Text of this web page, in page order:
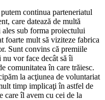
continua parteneriatul
care datează de multă
ales sub forma proiectului
foarte mult să viziteze fabrica
Sunt convins că premiile
vor face decât să îi
comunitatea în care trăiesc.
la acţiunea de voluntariat
timp implicaţi în astfel de
care îl avem cu cei de la